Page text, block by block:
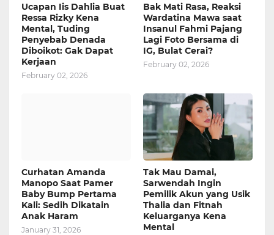
Ucapan Iis Dahlia Buat
Ressa Rizky Kena
Mental, Tuding
Penyebab Denada
Diboikot: Gak Dapat
Kerjaan
February 02, 2026
Bak Mati Rasa, Reaksi
Wardatina Mawa saat
Insanul Fahmi Pajang
Lagi Foto Bersama di
IG, Bulat Cerai?
February 02, 2026
Curhatan Amanda
Manopo Saat Pamer
Baby Bump Pertama
Kali: Sedih Dikatain
Anak Haram
January 31, 2026
Tak Mau Damai,
Sarwendah Ingin
Pemilik Akun yang Usik
Thalia dan Fitnah
Keluarganya Kena
Mental